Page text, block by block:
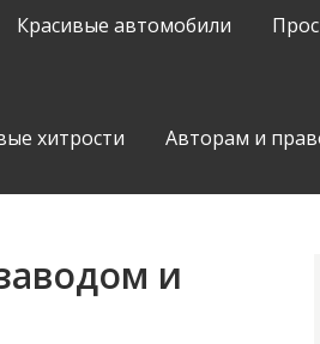
Красивые автомобили
хитрости Авторам и
и